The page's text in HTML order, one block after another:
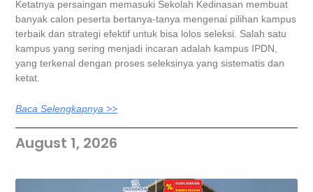
Ketatnya persaingan memasuki Sekolah Kedinasan membuat
banyak calon peserta bertanya-tanya mengenai pilihan kampus
terbaik dan strategi efektif untuk bisa lolos seleksi. Salah satu
kampus yang sering menjadi incaran adalah kampus IPDN,
yang terkenal dengan proses seleksinya yang sistematis dan
ketat.
Baca Selengkapnya >>
August 1, 2026